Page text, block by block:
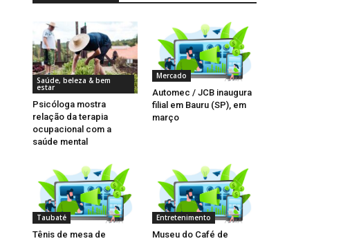
Saúde, beleza & bem
estar
Psicóloga mostra
relação da terapia
ocupacional com a
saúde mental
Mercado
Automec / JCB inaugura
filial em Bauru (SP), em
março
Taubaté
Tênis de mesa de
Entretenimento
Museu do Café de